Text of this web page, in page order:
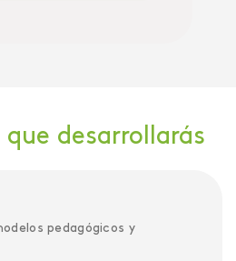
desarrollarás
pedagógicos y